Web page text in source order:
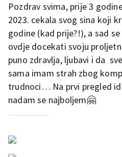
Pozdrav svima, prije 3
2023. cekala svog sina koji
godine (kad prije?!), a sad
ovdje docekati svoju
puno zdravlja, ljubavi i da
sama imam strah zbog
trudnoci… Na prvi pregled
nadam se najboljem🤗